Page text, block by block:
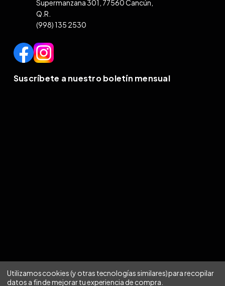
Supermanzana 301, 77560 Cancún,
Q.R.
(998) 135 2530
Suscríbete a nuestro boletín mensual
Utilizamos cookies (y otras tecnologías similares) para recopilar
datos a fin de mejorar tu experiencia de compra.